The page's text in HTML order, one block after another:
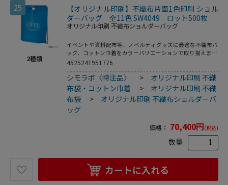
25
2種類
【オリジナル印刷】不織布片面1色印刷 ショル
ダーバッグ 全11色 SW4049 ロット500枚
オリジナル印刷 不織布ショルダーバッグ
イベントや資料配布等、ノベルティグッズに最適な不織布バ
ッグ、コットン巾着をカラーバリエーションで取り揃えまし
た。片面シルク1色印刷、印刷領域は別途テンプレートでご
4525241951776
シモラボ〈特注品〉 > オリジナル印刷 不織
布袋・コットン巾着
> オリジナル印刷 不織
布袋
> オリジナル印刷 不織布ショルダーバ
ッグ
価格： 70,400円(税込)
数量
カートに入れる